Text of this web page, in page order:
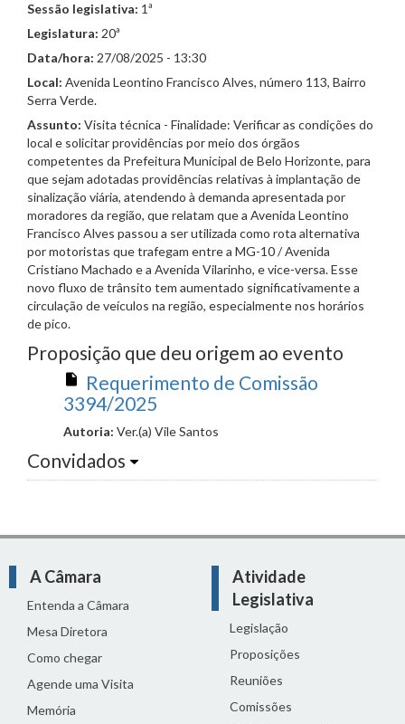
Sessão legislativa: 1ª
Legislatura: 20ª
Data/hora: 27/08/2025 - 13:30
Local: Avenida Leontino Francisco Alves, número 113, Bairro
Serra Verde.
Assunto: Visita técnica - Finalidade: Verificar as condições do
local e solicitar providências por meio dos órgãos
competentes da Prefeitura Municipal de Belo Horizonte, para
que sejam adotadas providências relativas à implantação de
sinalização viária, atendendo à demanda apresentada por
moradores da região, que relatam que a Avenida Leontino
Francisco Alves passou a ser utilizada como rota alternativa
por motoristas que trafegam entre a MG-10 / Avenida
Cristiano Machado e a Avenida Vilarinho, e vice-versa. Esse
novo fluxo de trânsito tem aumentado significativamente a
circulação de veículos na região, especialmente nos horários
de pico.
Proposição que deu origem ao evento
Requerimento de Comissão
3394/2025
Autoria: Ver.(a) Vile Santos
Convidados
A Câmara
Entenda a Câmara
Mesa Diretora
Como chegar
Agende uma Visita
Memória
Atividade
Legislativa
Legislação
Proposições
Reuniões
Comissões